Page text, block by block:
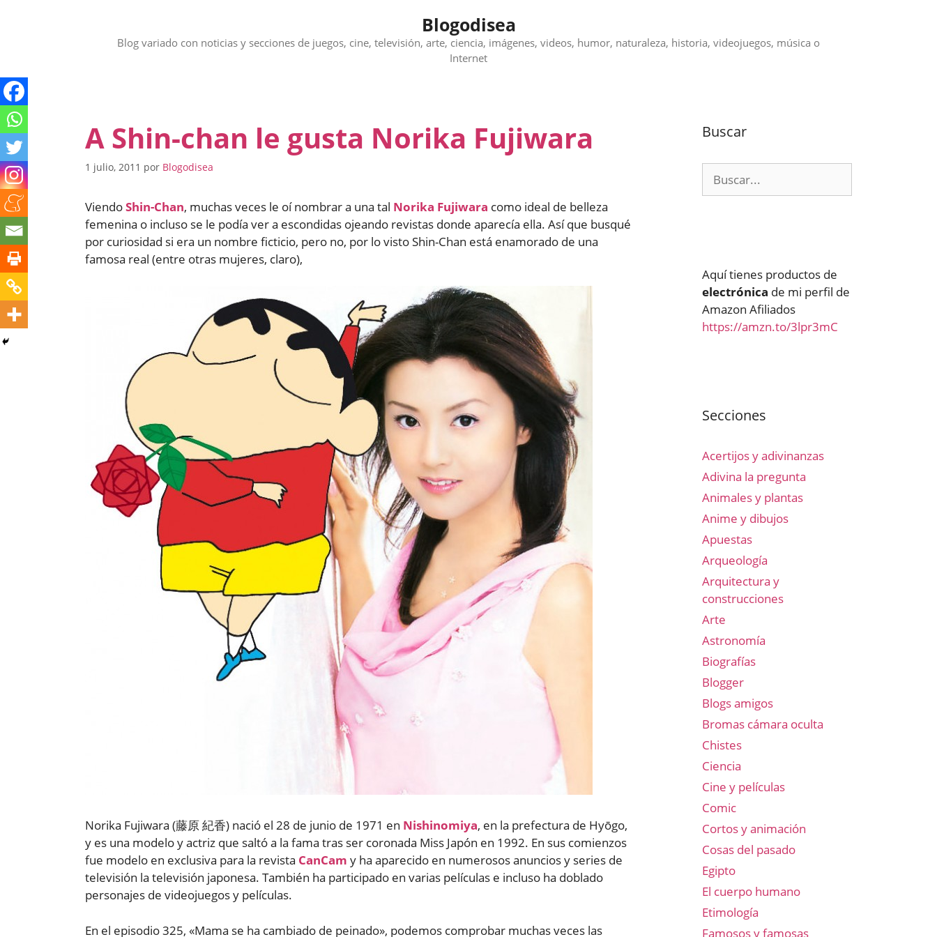
Blogodisea
Blog variado con noticias y secciones de juegos, cine, televisión, arte, ciencia, imágenes, videos, humor, naturaleza, historia, videojuegos, música o
Internet
A Shin-chan le gusta Norika Fujiwara
1 julio, 2011 por Blogodisea
ViendoShin-Chan, muchas veces le oí nombrar a una tal Norika Fujiwara como ideal de belleza
femenina o incluso se le podía ver a escondidas ojeando revistas donde aparecía ella. Así que busqué
por curiosidad si era un nombre ficticio, pero no, por lo visto Shin-Chan está enamorado de una
famosa real (entre otras mujeres, claro),
Norika Fujiwara (藤原 紀香) nació el 28 de junio de 1971 en Nishinomiya, en la prefectura de Hyōgo,
y es una modelo y actriz que saltó a la fama tras ser coronada Miss Japón en 1992. En sus comienzos
fue modelo en exclusiva para la revista CanCam y ha aparecido en numerosos anuncios y series de
televisión la televisión japonesa. También ha participado en varias películas e incluso ha doblado
personajes de videojuegos y películas.
En el episodio 325, «Mama se ha cambiado de peinado», podemos comprobar muchas veces las
Buscar
Aquí tienes productos de
electrónica de mi perfil de
Amazon Afiliados
https://amzn.to/3lpr3mC
Secciones
Acertijos y adivinanzas
Adivina la pregunta
Animales y plantas
Anime y dibujos
Apuestas
Arqueología
Arquitectura y
construcciones
Arte
Astronomía
Biografías
Blogger
Blogs amigos
Bromas cámara oculta
Chistes
Ciencia
Cine y películas
Comic
Cortos y animación
Cosas del pasado
Egipto
El cuerpo humano
Etimología
Famosos y famosas